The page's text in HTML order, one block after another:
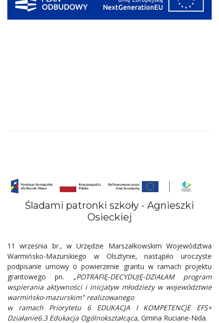
Śladami patronki szkoły - Agnieszki
Osieckiej
11 września br., w Urzędzie Marszałkowskim Województwa
Warmińsko-Mazurskiego w Olsztynie, nastąpiło uroczyste
podpisanie umowy o powierzenie grantu w ramach projektu
grantowego pn.
„POTRAFIĘ-DECYDUJĘ-DZIAŁAM program
wspierania aktywności i inicjatyw młodzieży w województwie
warmińsko-mazurskim" realizowanego
w ramach Priorytetu 6 EDUKACJA I KOMPETENCJE EFS+
Działanie6.3 Edukacja Ogólnokształcąca, Gmina Ruciane-Nida.